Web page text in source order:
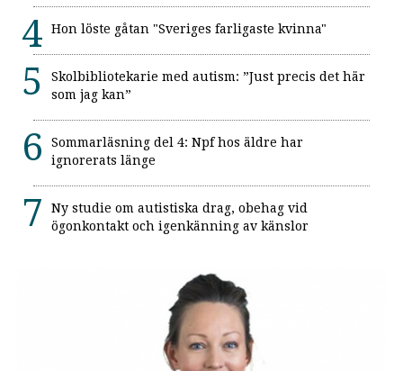
Hon löste gåtan "Sveriges farligaste kvinna"
Skolbibliotekarie med autism: ”Just precis det här
som jag kan”
Sommarläsning del 4: Npf hos äldre har
ignorerats länge
Ny studie om autistiska drag, obehag vid
ögonkontakt och igenkänning av känslor